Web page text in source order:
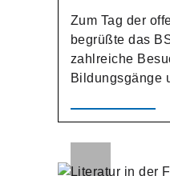
Zum Tag der
begrüßte das
zahlreiche
Bildungsgänge